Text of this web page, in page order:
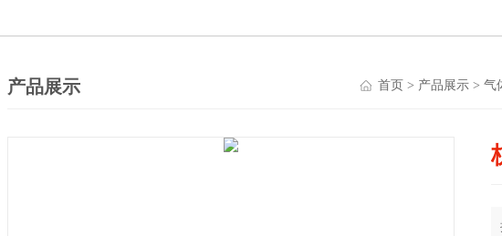
产品展示 首页 > 产品展示 > 气